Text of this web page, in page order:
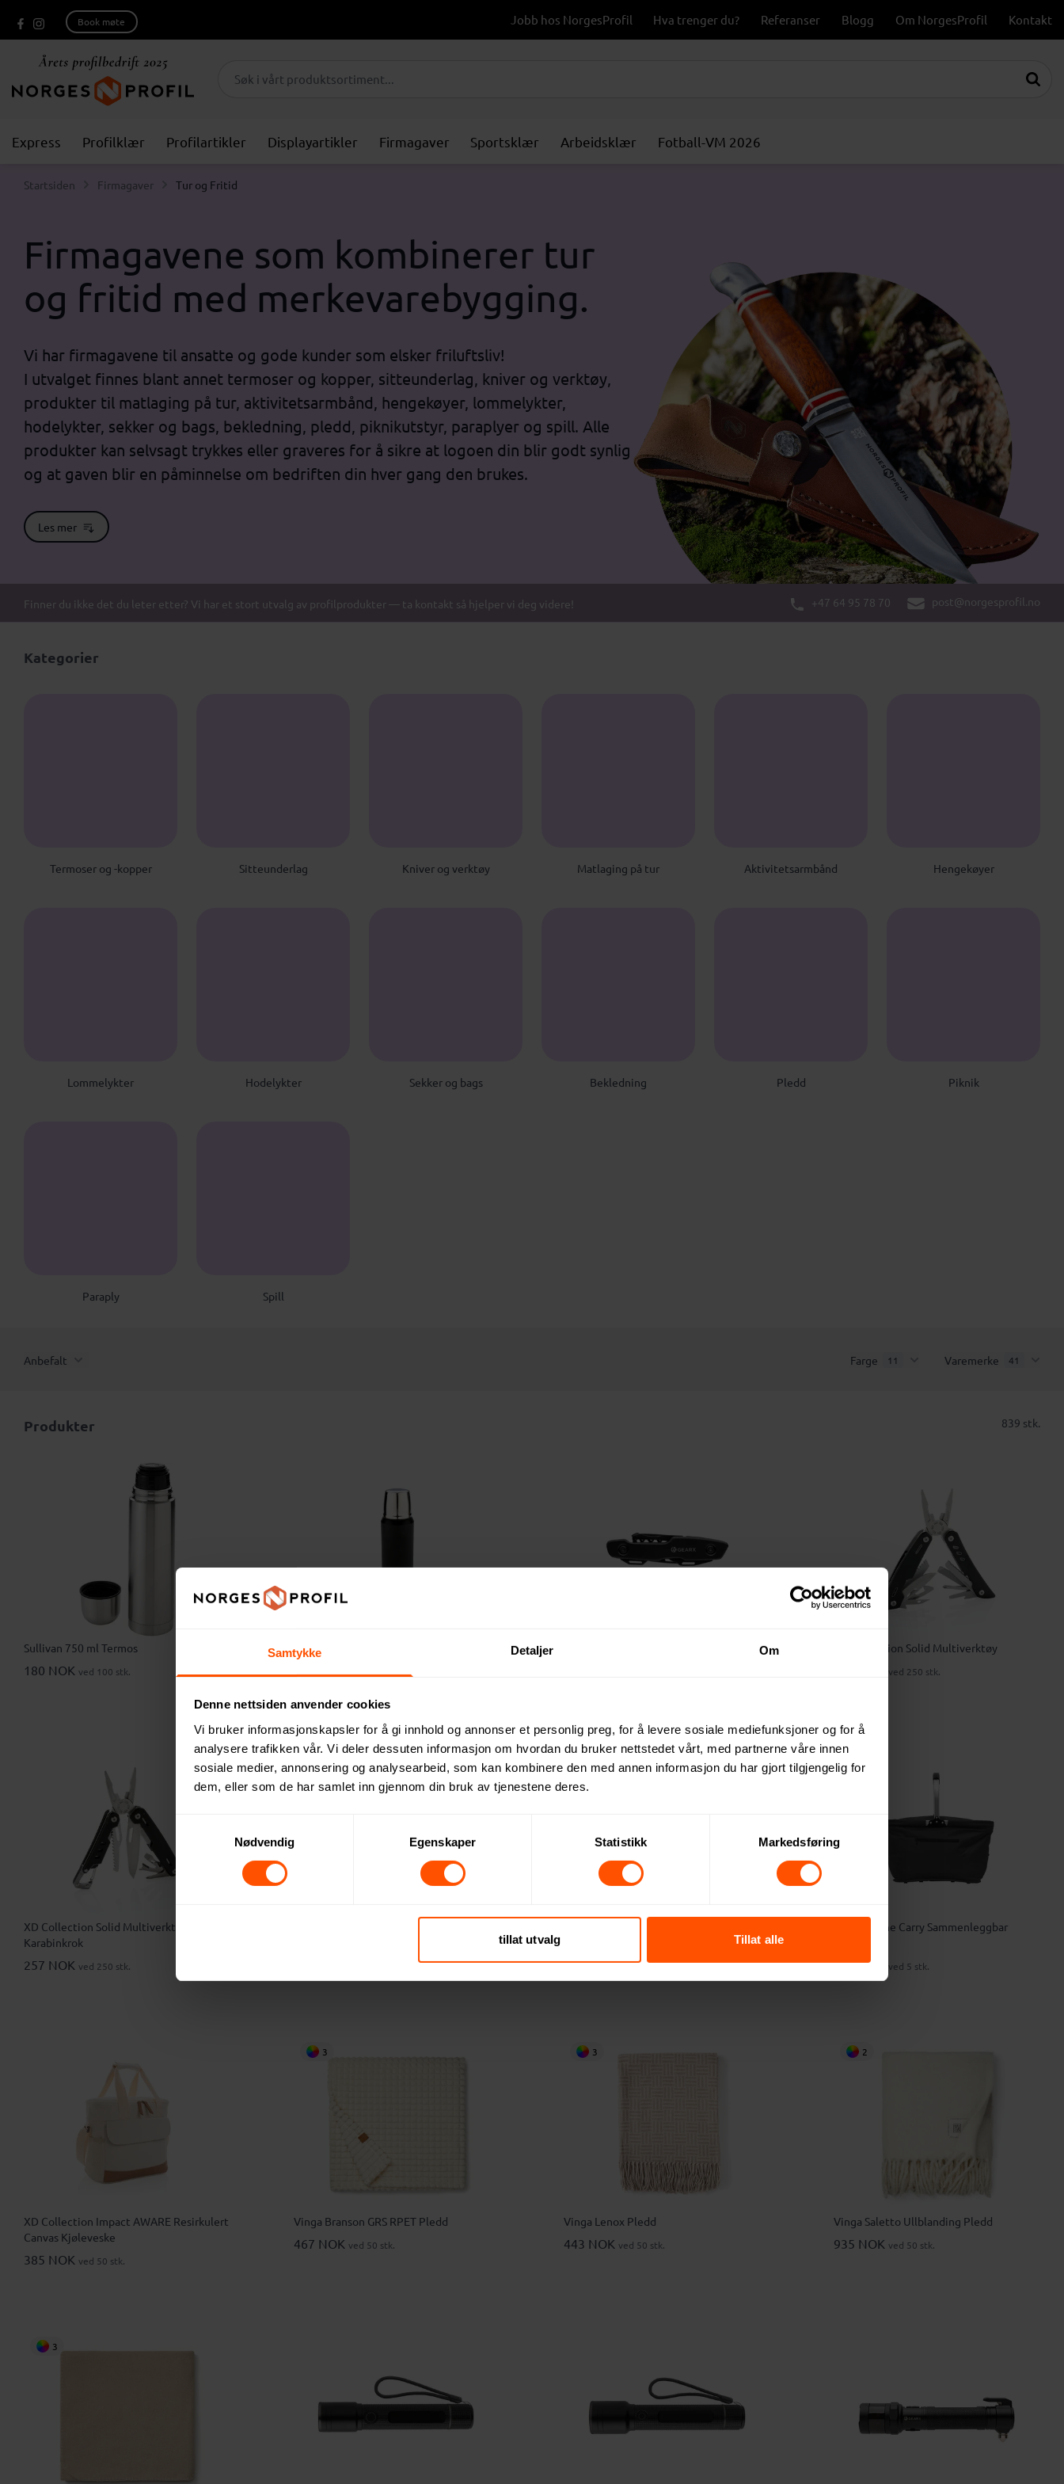
Samtykke Detaljer Om
Denne nettsiden anvender cookies
Vi bruker informasjonskapsler for å gi innhold og annonser et personlig preg, for å levere sosiale mediefunksjoner og for å
analysere trafikken vår. Vi deler dessuten informasjon om hvordan du bruker nettstedet vårt, med partnerne våre innen
sosiale medier, annonsering og analysearbeid, som kan kombinere den med annen informasjon du har gjort tilgjengelig for
dem, eller som de har samlet inn gjennom din bruk av tjenestene deres.
Nødvendig
Egenskaper Statistikk Markedsføring
tillat utvalg Tillat alle
Book møte Jobb hos NorgesProfil Hva trenger du? Referanser Blogg Om NorgesProfil Kontakt
Express Profilklær Profilartikler Displayartikler Firmagaver Sportsklær Arbeidsklær Fotball-VM 2026
Startsiden Firmagaver Tur og Fritid
Firmagavene som kombinerer tur
og fritid med merkevarebygging.
Vi har firmagavene til ansatte og gode kunder som elsker friluftsliv!
I utvalget finnes blant annet termoser og kopper, sitteunderlag, kniver og verktøy,
produkter til matlaging på tur, aktivitetsarmbånd, hengekøyer, lommelykter,
hodelykter, sekker og bags, bekledning, pledd, piknikutstyr, paraplyer og spill. Alle
produkter kan selvsagt trykkes eller graveres for å sikre at logoen din blir godt synlig
og at gaven blir en påminnelse om bedriften din hver gang den brukes.
Les mer
Finner du ikke det du leter etter? Vi har et stort utvalg av profilprodukter — ta kontakt så hjelper vi deg videre! +47 64 95 78 70 post@norgesprofil.no
Kategorier
Termoser og -kopper Sitteunderlag Kniver og verktøy Matlaging på tur Aktivitetsarmbånd Hengekøyer
Lommelykter Hodelykter Sekker og bags Bekledning Pledd Piknik
Paraply Spill
Anbefalt Farge 11 Varemerke 41
Produkter 839 stk.
Sullivan 750 ml Termos
180 NOK ved 100 stk.
Swiss Peak Elite 1L Kobber Termos XD Collection Solid Multiverktøy
ved 250 stk.
XD Collection Solid Multiverktøy med
Karabinkrok
257 NOK ved 250 stk.
2
113 NOKved 250 stk.
Queen Anne Carry Sammenleggbar
332 NOK ved 5 stk.
XD Collection Impact AWARE Resirkulert
Canvas Kjøleveske
385 NOK ved 50 stk.
3
Vinga Branson GRS RPET Pledd
467 NOK ved 50 stk.
3
Vinga Lenox Pledd
443 NOK ved 50 stk.
2
Vinga Saletto Ullblanding Pledd
935 NOK ved 50 stk.
3